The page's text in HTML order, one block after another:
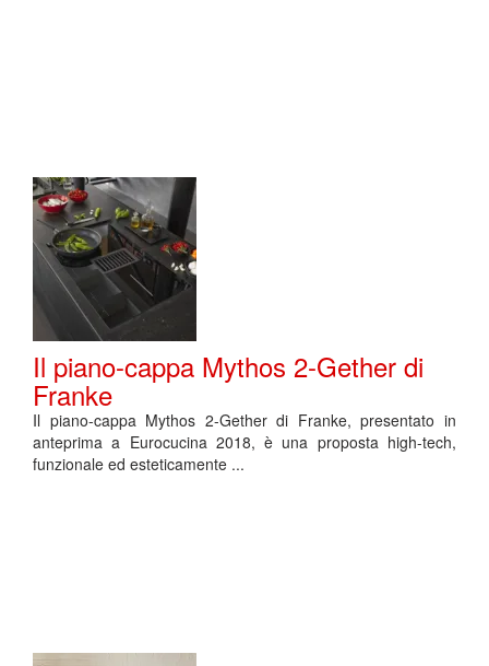
Il piano-cappa Mythos 2-Gether di
Franke
Il piano-cappa Mythos 2-Gether di Franke, presentato in
anteprima a Eurocucina 2018, è una proposta high-tech,
funzionale ed esteticamente ...